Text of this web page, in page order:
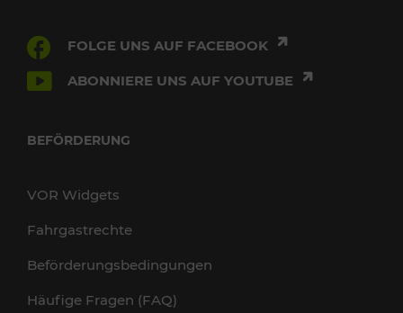
FOLGE UNS AUF FACEBOOK
ABONNIERE UNS AUF YOUTUBE
BEFÖRDERUNG
VOR Widgets
Fahrgastrechte
Beförderungsbedingungen
Häufige Fragen (FAQ)